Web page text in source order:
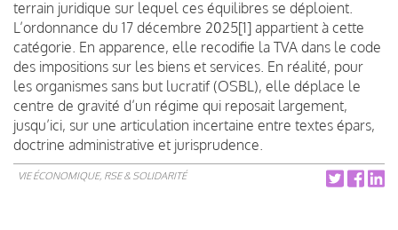
terrain juridique sur lequel ces équilibres se déploient.
L’ordonnance du 17 décembre 2025[1] appartient à cette
catégorie. En apparence, elle recodifie la TVA dans le code
des impositions sur les biens et services. En réalité, pour
les organismes sans but lucratif (OSBL), elle déplace le
centre de gravité d’un régime qui reposait largement,
jusqu’ici, sur une articulation incertaine entre textes épars,
doctrine administrative et jurisprudence.
VIE ÉCONOMIQUE, RSE & SOLIDARITÉ